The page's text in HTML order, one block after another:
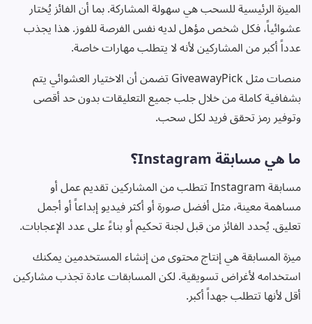
الميزة الرئيسية للسحب هي سهولة المشاركة. بما أن الفائز يُختار
عشوائياً، فكل شخص مؤهل لديه نفس الفرصة للفوز. هذا يجذب
عدداً أكبر من المشاركين لأنه لا يتطلب مهارات خاصة.
منصات مثل GiveawayPick تضمن أن الاختيار العشوائي يتم
بشفافية كاملة من خلال جلب جميع التعليقات بدون حد أقصى
وتوفير رمز تحقق فريد لكل سحب.
ما هي مسابقة Instagram؟
مسابقة Instagram تتطلب من المشاركين تقديم عمل أو
مساهمة معينة، مثل أفضل صورة أو أكثر فيديو إبداعاً أو أجمل
تعليق. يُحدد الفائز من قبل لجنة تحكيم أو بناءً على عدد الإعجابات.
ميزة المسابقة هي إنتاج محتوى من إنشاء المستخدمين يمكنك
استخدامه لأغراض تسويقية. لكن المسابقات عادة تجذب مشاركين
أقل لأنها تتطلب جهداً أكبر.